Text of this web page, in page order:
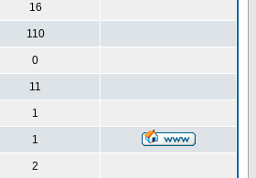
16
110
0
11
1
1
2